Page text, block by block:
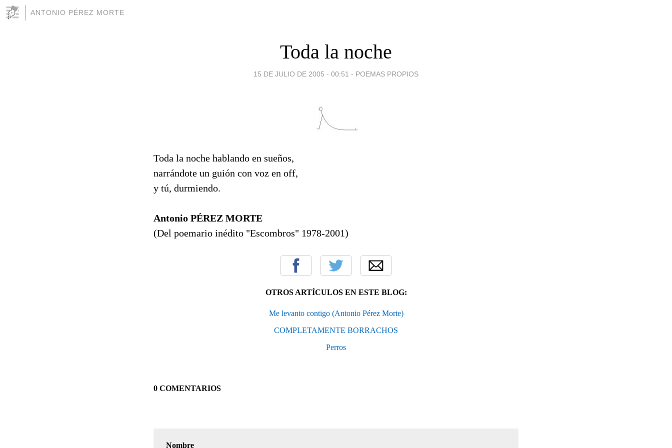
ANTONIO PÉREZ MORTE
Toda la noche
15 DE JULIO DE 2005 - 00:51 - POEMAS PROPIOS
Toda la noche hablando en sueños,
narrándote un guión con voz en off,
y tú, durmiendo.
Antonio PÉREZ MORTE
(Del poemario inédito "Escombros" 1978-2001)
OTROS ARTÍCULOS EN ESTE BLOG:
Me levanto contigo (Antonio Pérez Morte)
COMPLETAMENTE BORRACHOS
Perros
0 COMENTARIOS
Nombre